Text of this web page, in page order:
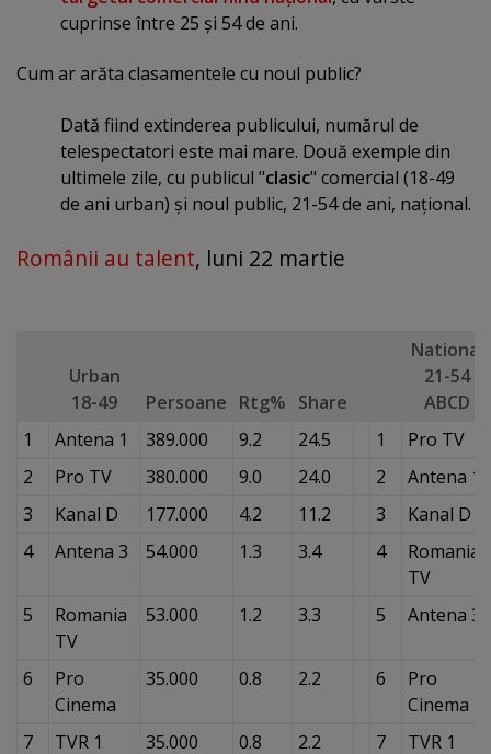
cuprinse între 25 şi 54 de ani.
Cum ar arăta clasamentele cu noul public?
Dată fiind extinderea publicului, numărul de
telespectatori este mai mare. Două exemple din
ultimele zile, cu publicul "clasic" comercial (18-49
de ani urban) şi noul public, 21-54 de ani, naţional.
Românii au talent, luni 22 martie
Urban
18-49
Persoane Rtg% Share
National
21-54
ABCD
1
Antena 1 389.000 9.2 24.5 1
Pro TV
2
Pro TV 380.000 9.0 24.0 2
Antena 1
3
Kanal D 177.000 4.2 11.2 3
Kanal D
4
Antena 3 54.000 1.3 3.4 4
Romania
TV
5
Romania
TV
53.000 1.2 3.3 5 Antena 3
6
Pro
Cinema
35.000 0.8 2.2 6
Pro
Cinema
7
TVR 1 35.000 0.8 2.2 7 TVR 1